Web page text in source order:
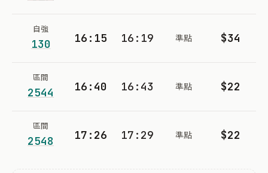
自強
130 16:15 16:19 準點 $34
區間
2544 16:40 16:43 準點 $22
區間
2548 17:26 17:29 準點 $22